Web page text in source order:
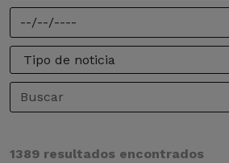
1389 resultados encontrados